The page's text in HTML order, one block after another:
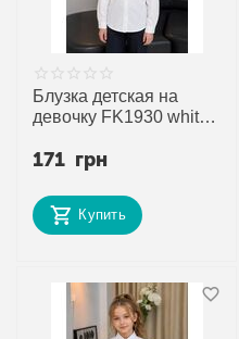
Блузка детская на
девочку FK1930 white
недорого оптом от
171 грн
Купить